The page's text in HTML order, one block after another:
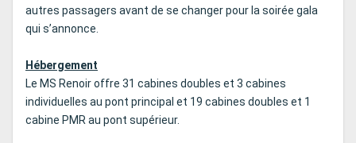
autres passagers avant de se changer pour la soirée gala
qui s’annonce.
Hébergement
Le MS Renoir offre 31 cabines doubles et 3 cabines
individuelles au pont principal et 19 cabines doubles et 1
cabine PMR au pont supérieur.